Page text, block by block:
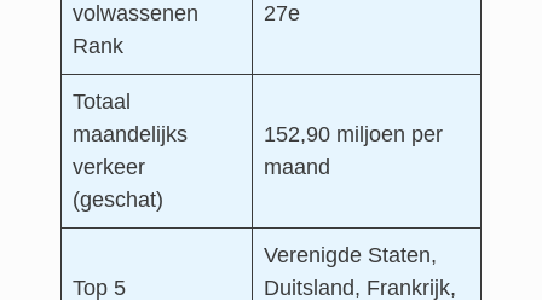
volwassenen
Rank
27e
Totaal
maandelijks
verkeer
(geschat)
152,90 miljoen per
maand
Top 5
Verenigde Staten,
Duitsland, Frankrijk,